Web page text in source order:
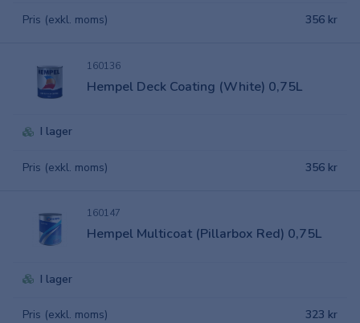
Pris (exkl. moms) 356 kr
160136
Hempel Deck Coating (White) 0,75L
I lager
Pris (exkl. moms) 356 kr
160147
Hempel Multicoat (Pillarbox Red) 0,75L
I lager
Pris (exkl. moms) 323 kr